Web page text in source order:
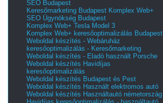
SEO Budapest
Keresőmarketing Budapest Komplex Web+
SEO Ügynökség Budapest
Komplex Web+ Tesla Model 3
Komplex Web+ keresőoptimalizálás Budapest
Weboldal készítés - Webáruház
keresőoptimalizálás - Keresőmarketing
Weboldal készítés - Eladó használt Porsche
Weboldal készítés Havidíjas
keresőoptimalizálás
Weboldal készítés Budapest és Pest
Weboldal készítés Használt elektromos autó
Weboldal készítés Használtautó németország
Havidíjas keresőoptimalizálás - használtautó